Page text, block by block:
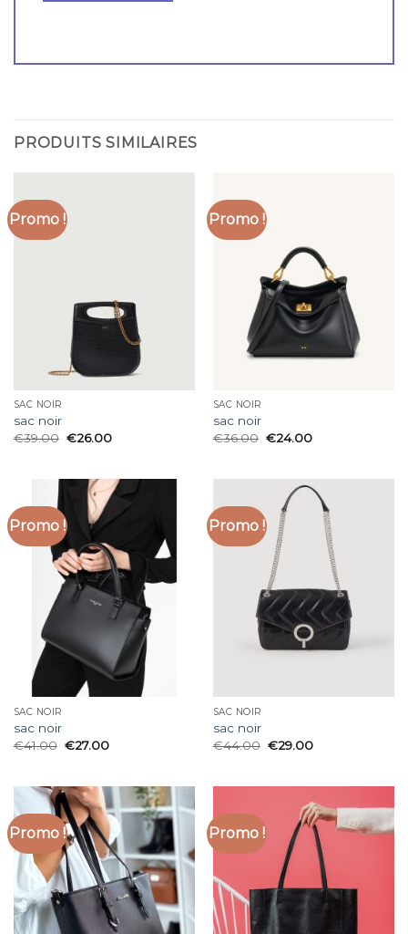
PRODUITS SIMILAIRES
Promo !
SAC NOIR
sac noir
€39.00 €26.00
Promo !
SAC NOIR
sac noir
€36.00 €24.00
Promo !
SAC NOIR
sac noir
€41.00 €27.00
Promo !
SAC NOIR
sac noir
€44.00 €29.00
Promo ! Promo !